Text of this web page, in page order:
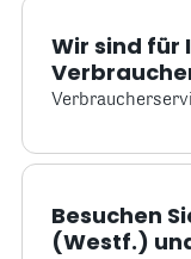
Wir sind für
Besuchen
(Westf.)